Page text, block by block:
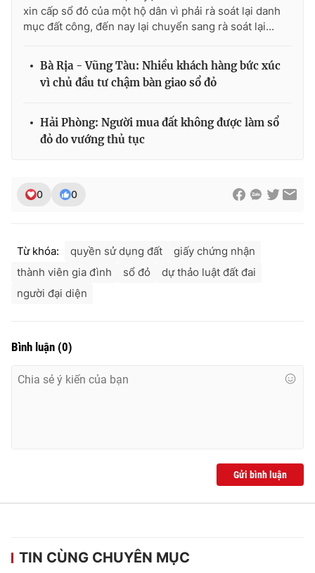
Ðiện thoại Thời báo VTV:024.66 897 897
Email:toasoan@vtv.vn
® Cấm sao chép dưới mọi hình thức nếu không có sự chấp
thuận bằng văn bản. Ghi rõ nguồn VTV.vn khi phát hành lại
thông tin từ website này.
xin cấp sổ đỏ của một hộ dân vì phải rà soát lại danh
mục đất công, đến nay lại chuyển sang rà soát lại...
Bà Rịa - Vũng Tàu: Nhiều khách hàng bức xúc
vì chủ đầu tư chậm bàn giao sổ đỏ
Hải Phòng: Người mua đất không được làm sổ
đỏ do vướng thủ tục
0 0
Từ khóa: quyền sử dụng đất
giấy chứng nhận
thành viên gia đình
sổ đỏ
dự thảo luật đất đai
người đại diện
Bình luận (0)
Gửi bình luận
TIN CÙNG CHUYÊN MỤC